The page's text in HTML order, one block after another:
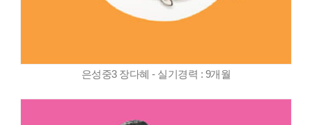
은성중3 장다혜 - 실기경력 : 9개월